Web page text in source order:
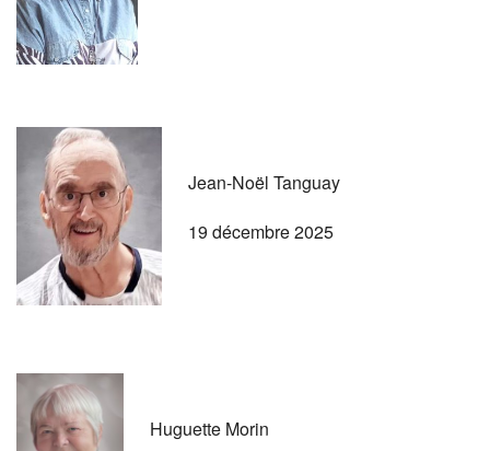
Jean-Noël Tanguay
19 décembre 2025
Huguette Morin